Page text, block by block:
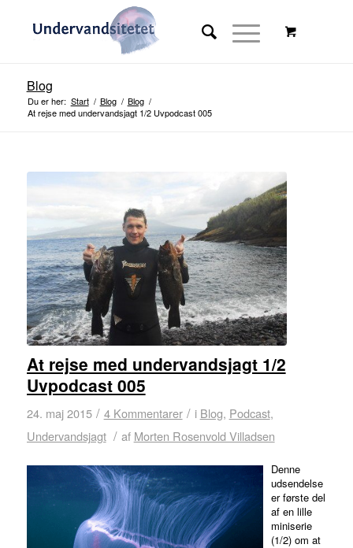
Blog
Du er her: Start / Blog / Blog /
At rejse med undervandsjagt 1/2 Uvpodcast 005
At rejse med undervandsjagt 1/2
Uvpodcast 005
24. maj 2015 / 4 Kommentarer / i Blog, Podcast,
Undervandsjagt / af Morten Rosenvold Villadsen
Denne
udsendelse
er første del
af en lille
miniserie
(1/2) om at